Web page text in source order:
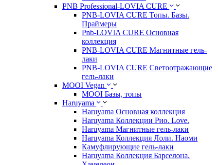
PNB Professional-LOVIA CURE
PNB-LOVIA CURE Топы. Базы.
Праймеры
Pnb-LOVIA CURE Основная
коллекция
PNB-LOVIA CURE Магнитные гель-
лаки
PNB-LOVIA CURE Cветоотражающие
гель-лаки
MOOI Vegan
MOOI Базы, топы
Haruyama
Haruyama Основная коллекция
Haruyama Коллекции Рио. Love.
Haruyama Магнитные гель-лаки
Haruyama Коллекция Лоли. Наоми
Камуфлирующие гель-лаки
Haruyama Коллекция Барселона.